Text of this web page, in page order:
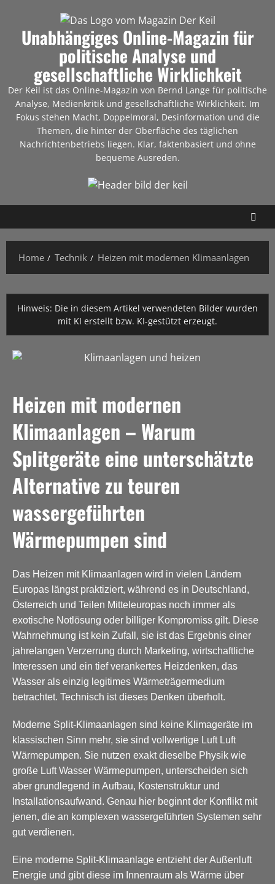
Unabhängiges Online-Magazin für
politische Analyse und
gesellschaftliche Wirklichkeit
Der Keil ist das Online-Magazin von Bernd Lange für politische
Analyse, Medienkritik und gesellschaftliche Wirklichkeit. Im
Fokus stehen Macht, Doppelmoral, Desinformation und die
Themen, die hinter der Oberfläche des täglichen
Nachrichtenbetriebs liegen. Klar, faktenbasiert und ohne
bequeme Ausreden.
Home Technik Heizen mit modernen Klimaanlagen
Hinweis: Die in diesem Artikel verwendeten Bilder wurden
mit KI erstellt bzw. KI-gestützt erzeugt.
Heizen mit modernen
Klimaanlagen – Warum
Splitgeräte eine unterschätzte
Alternative zu teuren
wassergeführten
Wärmepumpen sind
Das Heizen mit Klimaanlagen wird in vielen Ländern
Europas längst praktiziert, während es in Deutschland,
Österreich und Teilen Mitteleuropas noch immer als
exotische Notlösung oder billiger Kompromiss gilt. Diese
Wahrnehmung ist kein Zufall, sie ist das Ergebnis einer
jahrelangen Verzerrung durch Marketing, wirtschaftliche
Interessen und ein tief verankertes Heizdenken, das
Wasser als einzig legitimes Wärmeträgermedium
betrachtet. Technisch ist dieses Denken überholt.
Moderne Split-Klimaanlagen sind keine Klimageräte im
klassischen Sinn mehr, sie sind vollwertige Luft Luft
Wärmepumpen. Sie nutzen exakt dieselbe Physik wie
große Luft Wasser Wärmepumpen, unterscheiden sich
aber grundlegend in Aufbau, Kostenstruktur und
Installationsaufwand. Genau hier beginnt der Konflikt mit
jenen, die an komplexen wassergeführten Systemen sehr
gut verdienen.
Eine moderne Split-Klimaanlage entzieht der Außenluft
Energie und gibt diese im Innenraum als Wärme über